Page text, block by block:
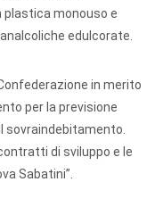
plastica monouso e
edulcorate.
in merito
per la previsione
sovraindebitamento.
di sviluppo e le
Sabatini”.